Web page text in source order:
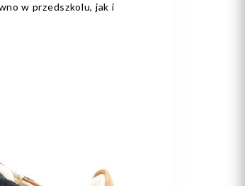
w przedszkolu, jak i